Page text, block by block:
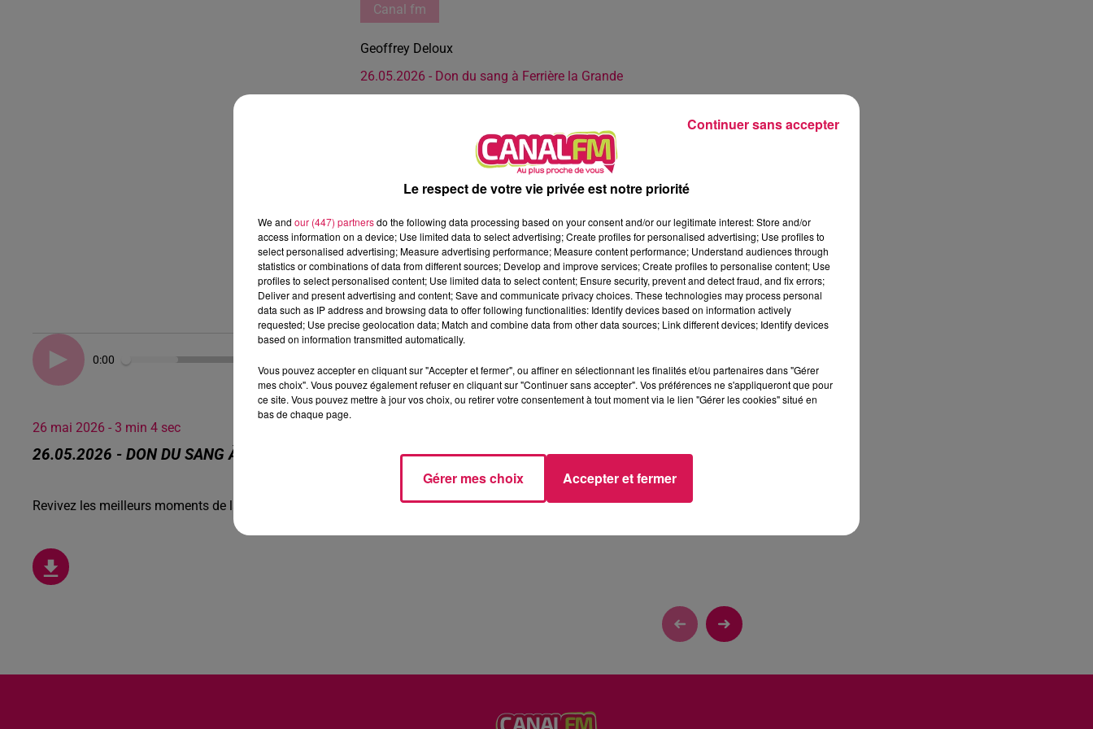
Canal fm
Geoffrey Deloux
26.05.2026 - Don du sang à Ferrière la Grande
0:00
26 mai 2026 - 3 min 4 sec
26.05.2026 - DON DU SANG À FERRIÈRE LA GRANDE
Revivez les meilleurs moments de la Ligne des Auditeurs
Le respect de votre vie privée est notre priorité
We and our (447) partnersdo the following data processing based on your consent and/or our legitimate interest: Store and/or
access information on a device; Use limited data to select advertising; Create profiles for personalised advertising; Use profiles to
select personalised advertising; Measure advertising performance; Measure content performance; Understand audiences through
statistics or combinations of data from different sources; Develop and improve services; Create profiles to personalise content; Use
profiles to select personalised content; Use limited data to select content; Ensure security, prevent and detect fraud, and fix errors;
Deliver and present advertising and content; Save and communicate privacy choices. These technologies may process personal
data such as IP address and browsing data to offer following functionalities: Identify devices based on information actively
requested; Use precise geolocation data; Match and combine data from other data sources; Link different devices; Identify devices
based on information transmitted automatically.
Vous pouvez accepter en cliquant sur "Accepter et fermer", ou affiner en sélectionnant les finalités et/ou partenaires dans "Gérer
mes choix". Vous pouvez également refuser en cliquant sur "Continuer sans accepter". Vos préférences ne s'appliqueront que pour
ce site. Vous pouvez mettre à jour vos choix, ou retirer votre consentement à tout moment via le lien "Gérer les cookies" situé en
bas de chaque page.
Gérer mes choix Accepter et fermer
Continuer sans accepter